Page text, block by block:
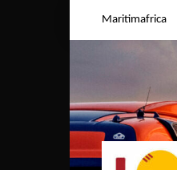
Maritimafrica